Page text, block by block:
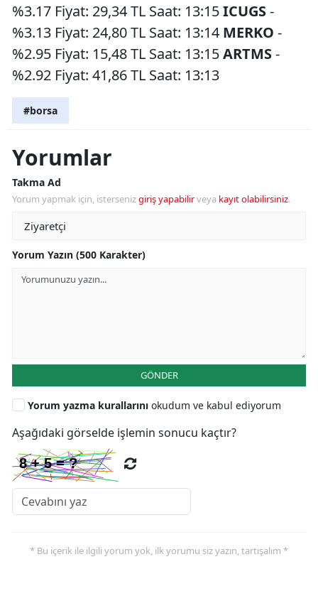
%3.17 Fiyat: 29,34 TL Saat: 13:15ICUGS-
%3.13 Fiyat: 24,80 TL Saat: 13:14 MERKO -
%2.95 Fiyat: 15,48 TL Saat: 13:15ARTMS-
%2.92 Fiyat: 41,86 TL Saat: 13:13
#borsa
Yorumlar
Takma Ad
Yorum yapmak için, istersenizgiriş yapabilirveya kayıt olabilirsiniz.
Yorum Yazın (500 Karakter)
GÖNDER
Yorum yazma kurallarını okudum ve kabul ediyorum
Aşağıdaki görselde işlemin sonucu kaçtır?
* Bu içerik ile ilgili yorum yok, ilk yorumu siz yazın, tartışalım *